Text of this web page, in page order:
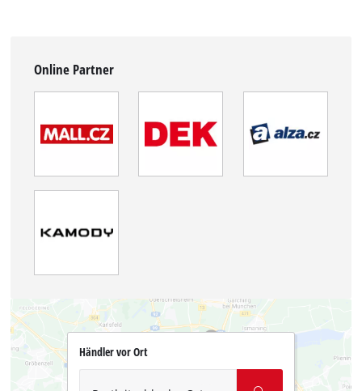
Online Partner
Händler vor Ort